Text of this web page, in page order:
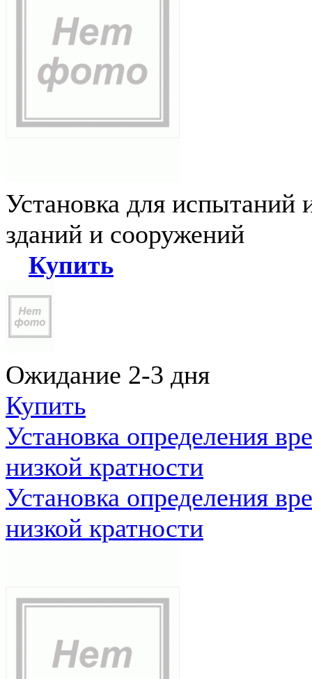
Установка для испытаний
зданий и сооружений
Купить
Ожидание 2-3 дня
Купить
Установка определения
низкой кратности
Установка определения
низкой кратности